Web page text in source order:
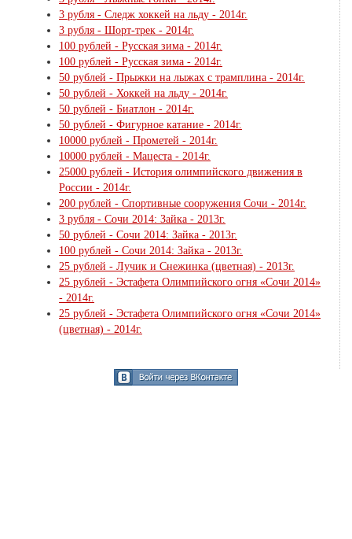
3 рубля - Следж хоккей на льду - 2014г.
3 рубля - Шорт-трек - 2014г.
100 рублей - Русская зима - 2014г.
100 рублей - Русская зима - 2014г.
50 рублей - Прыжки на лыжах с трамплина - 2014г.
50 рублей - Хоккей на льду - 2014г.
50 рублей - Биатлон - 2014г.
50 рублей - Фигурное катание - 2014г.
10000 рублей - Прометей - 2014г.
10000 рублей - Мацеста - 2014г.
25000 рублей - История олимпийского движения в
России - 2014г.
200 рублей - Спортивные сооружения Сочи - 2014г.
3 рубля - Сочи 2014: Зайка - 2013г.
50 рублей - Сочи 2014: Зайка - 2013г.
100 рублей - Сочи 2014: Зайка - 2013г.
25 рублей - Лучик и Снежинка (цветная) - 2013г.
25 рублей - Эстафета Олимпийского огня «Сочи 2014»
- 2014г.
25 рублей - Эстафета Олимпийского огня «Сочи 2014»
(цветная) - 2014г.